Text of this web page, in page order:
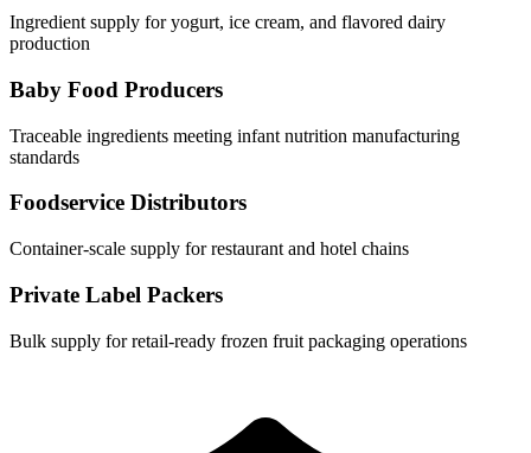
Ingredient supply for yogurt, ice cream, and flavored dairy
production
Baby Food Producers
Traceable ingredients meeting infant nutrition manufacturing
standards
Foodservice Distributors
Container-scale supply for restaurant and hotel chains
Private Label Packers
Bulk supply for retail-ready frozen fruit packaging operations